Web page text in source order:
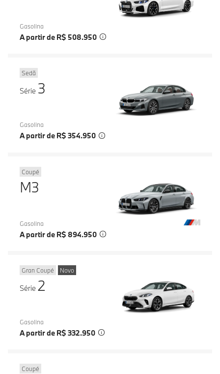
Gasolina
A partir de R$ 508.950
Sedã
Série 3
Gasolina
A partir de R$ 354.950
Coupé
M3
Gasolina
A partir de R$ 894.950
Gran Coupé Novo
Série 2
Gasolina
A partir de R$ 332.950
Coupé